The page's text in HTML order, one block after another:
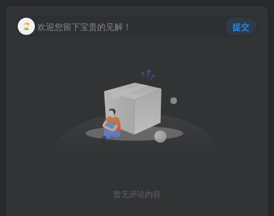
欢迎您留下宝贵的见解！ 提交
暂无评论内容